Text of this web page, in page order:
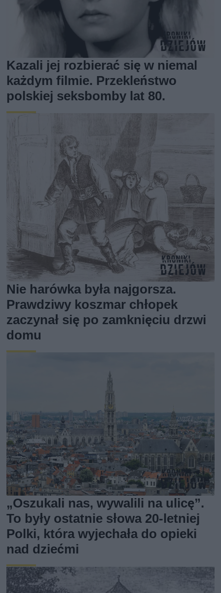
Kazali jej rozbierać się w niemal
każdym filmie. Przekleństwo
polskiej seksbomby lat 80.
Nie harówka była najgorsza.
Prawdziwy koszmar chłopek
zaczynał się po zamknięciu drzwi
domu
„Oszukali nas, wywalili na ulicę”.
To były ostatnie słowa 20-letniej
Polki, która wyjechała do opieki
nad dziećmi